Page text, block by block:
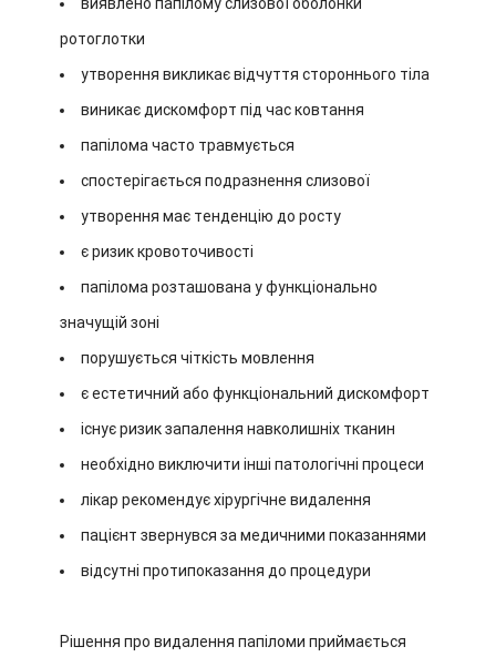
ротоглотки
утворення викликає відчуття стороннього тіла
виникає дискомфорт під час ковтання
папілома часто травмується
спостерігається подразнення слизової
утворення має тенденцію до росту
є ризик кровоточивості
папілома розташована у функціонально
значущій зоні
порушується чіткість мовлення
є естетичний або функціональний дискомфорт
існує ризик запалення навколишніх тканин
необхідно виключити інші патологічні процеси
лікар рекомендує хірургічне видалення
пацієнт звернувся за медичними показаннями
відсутні протипоказання до процедури
Рішення про видалення папіломи приймається